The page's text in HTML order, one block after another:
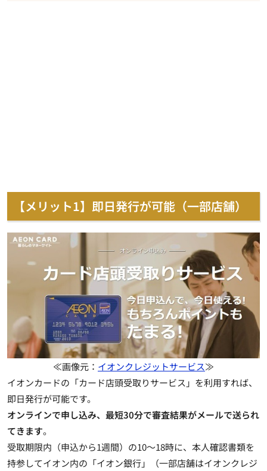
【メリット1】即日発行が可能（一部店舗）
≪画像元： イオンクレジットサービス≫
イオンカードの「カード店頭受取りサービス」を利用すれば、
即日発行が可能です。
オンラインで申し込み、最短30分で審査結果がメールで送られ
てきます。
受取期限内（申込から1週間）の10～18時に、本人確認書類を
持参してイオン内の「イオン銀行」（一部店舗はイオンクレジ